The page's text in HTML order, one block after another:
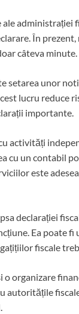
administrației
În
câteva minute.
setarea unor
lucru reduce
importante.
activități
cu un contabil
este
declarației
Ea poate fi
fiscale
o organizare
autoritățile